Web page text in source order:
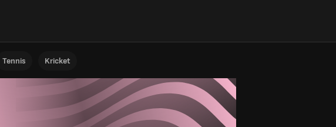
Tennis Kricket